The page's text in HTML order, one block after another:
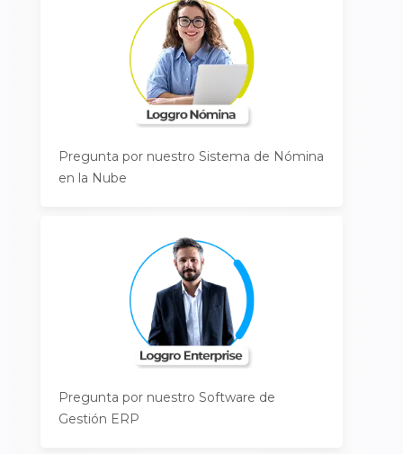
Pregunta por nuestro Sistema de Nómina
en la Nube
Pregunta por nuestro Software de
Gestión ERP